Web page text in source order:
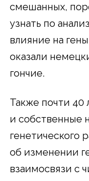
смешанных,
узнать по
влияние на
оказали
гончие.
Также почти 40
и собственные
генетического
об изменении
взаимосвязи с